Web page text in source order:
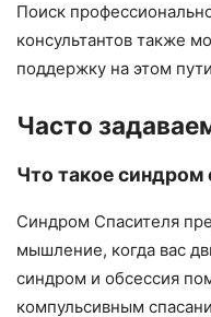
Поиск
консультантов также
поддержку на этом
Часто
Что такое синдром
Синдром Спасителя
мышление, когда вас
синдром и обсессия
компульсивным